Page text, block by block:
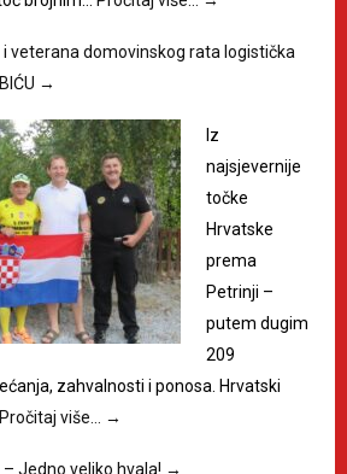
veterana domovinskog rata logistička
→
Iz
najsjevernije
točke
Hrvatske
prema
Petrinji –
putem dugim
209
zahvalnosti i ponosa. Hrvatski
Pročitaj više… →
Jedno veliko hvala! →